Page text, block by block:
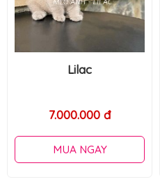
Xám xanh
4.500.000 đ
MUA NGAY